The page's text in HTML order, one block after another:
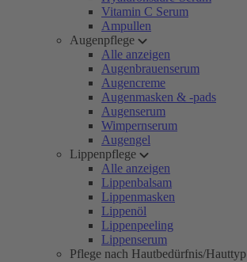
Vitamin C Serum
Ampullen
Augenpflege
Alle anzeigen
Augenbrauenserum
Augencreme
Augenmasken & -pads
Augenserum
Wimpernserum
Augengel
Lippenpflege
Alle anzeigen
Lippenbalsam
Lippenmasken
Lippenöl
Lippenpeeling
Lippenserum
Pflege nach Hautbedürfnis/Hauttyp